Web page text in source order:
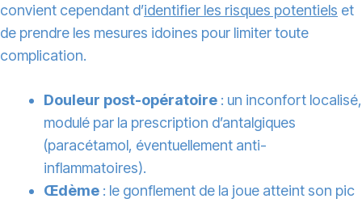
convient cependant d’identifier les risques potentiels et
de prendre les mesures idoines pour limiter toute
complication.
Douleur post-opératoire : un inconfort localisé,
modulé par la prescription d’antalgiques
(paracétamol, éventuellement anti-
inflammatoires).
Œdème : le gonflement de la joue atteint son pic